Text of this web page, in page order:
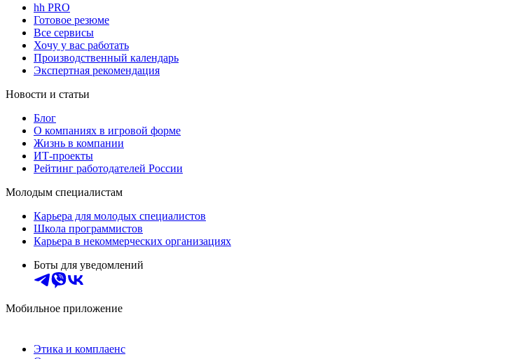
hh PRO
Готовое резюме
Все сервисы
Хочу у вас работать
Производственный календарь
Экспертная рекомендация
Новости и статьи
Блог
О компаниях в игровой форме
Жизнь в компании
ИТ-проекты
Рейтинг работодателей России
Молодым специалистам
Карьера для молодых специалистов
Школа программистов
Карьера в некоммерческих организациях
Боты для уведомлений
Мобильное приложение
Этика и комплаенс